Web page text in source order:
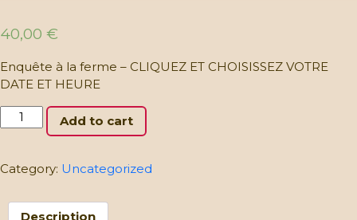
40,00 €
Enquête à la ferme – CLIQUEZ ET CHOISISSEZ VOTRE
DATE ET HEURE
Enquête
à
ferme
CLIQUEZ
Add to cart
Category: Uncategorized
Description